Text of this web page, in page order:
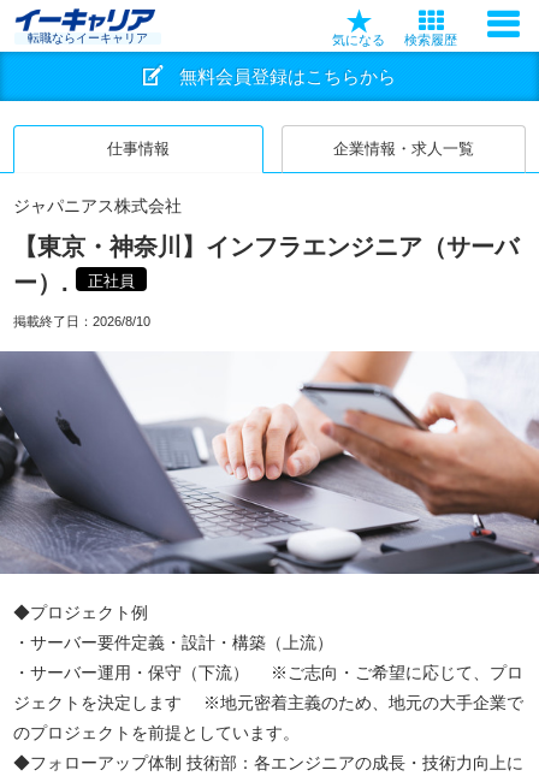
転職ならイーキャリア 気になる 検索履歴
無料会員登録はこちらから
仕事情報 企業情報・求人一覧
ジャパニアス株式会社
【東京・神奈川】インフラエンジニア（サーバ
ー）.
正社員
掲載終了日： 2026/8/10
◆プロジェクト例
・サーバー要件定義・設計・構築（上流）
・サーバー運用・保守（下流） ※ご志向・ご希望に応じて、プロ
ジェクトを決定します ※地元密着主義のため、地元の大手企業で
のプロジェクトを前提としています。
◆フォローアップ体制 技術部：各エンジニアの成長・技術力向上に